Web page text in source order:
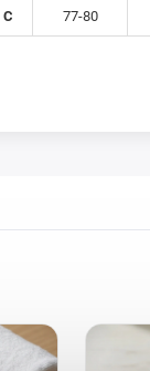
C 77-80